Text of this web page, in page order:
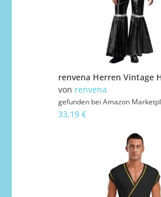
von renvena
gefunden bei Amazon
33,19 €